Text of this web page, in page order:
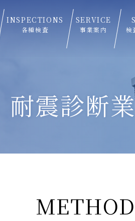
INSPECTIONS
各種検査
SERVICE
事業案内
検
耐震診断
METHOD